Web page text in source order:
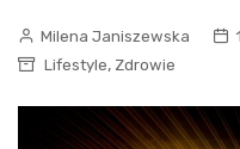
Milena Janiszewska
Lifestyle, Zdrowie